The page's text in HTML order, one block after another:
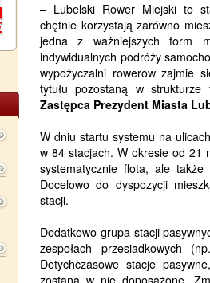
– Lubelski Rower Miejski to
chętnie korzystają zarówno
jedna z ważniejszych form
indywidualnych podróży
wypożyczalni rowerów zajmie
tytułu pozostaną w
Zastępca Prezydent Miasta
W dniu startu systemu na
w 84 stacjach. W okresie od 21
systematycznie flota, ale
Docelowo do dyspozycji
stacji.
Dodatkowo grupa stacji
zespołach przesiadkowych
Dotychczasowe stacje
zostaną w nie doposażone.